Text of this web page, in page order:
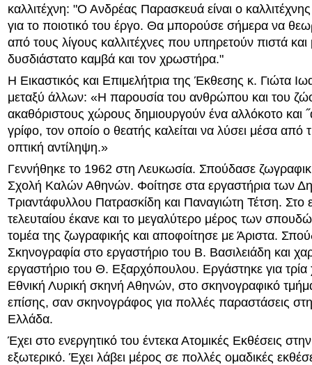
καλλιτέχνη: "Ο Ανδρέας Παρασκευά είναι ο
για το ποιοτικό του έργο. Θα μπορούσε σήμερα να
από τους λίγους καλλιτέχνες που υπηρετούν πιστά
δυσδιάστατο καμβά και τον χρωστήρα."
Η Εικαστικός και Επιμελήτρια της Έκθεσης κ. Γιώτα
μεταξύ άλλων: «Η παρουσία του ανθρώπου και του
ακαθόριστους χώρους δημιουργούν ένα αλλόκοτο και
γρίφο, τον οποίο ο θεατής καλείται να λύσει μέσα από
οπτική αντίληψη.»
Γεννήθηκε το 1962 στη Λευκωσία. Σπούδασε
Σχολή Καλών Αθηνών. Φοίτησε στα εργαστήρια των
Τριαντάφυλλου Πατρασκίδη και Παναγιώτη Τέτση. Στο
τελευταίου έκανε και το μεγαλύτερο μέρος των
τομέα της ζωγραφικής και αποφοίτησε με Άριστα.
Σκηνογραφία στο εργαστήριο του Β. Βασιλειάδη και
εργαστήριο του Θ. Εξαρχόπουλου. Εργάστηκε για τρία
Εθνική Λυρική σκηνή Αθηνών, στο σκηνογραφικό
επίσης, σαν σκηνογράφος για πολλές παραστάσεις
Ελλάδα.
Έχει στο ενεργητικό του έντεκα Ατομικές Εκθέσεις
εξωτερικό. Έχει λάβει μέρος σε πολλές ομαδικές